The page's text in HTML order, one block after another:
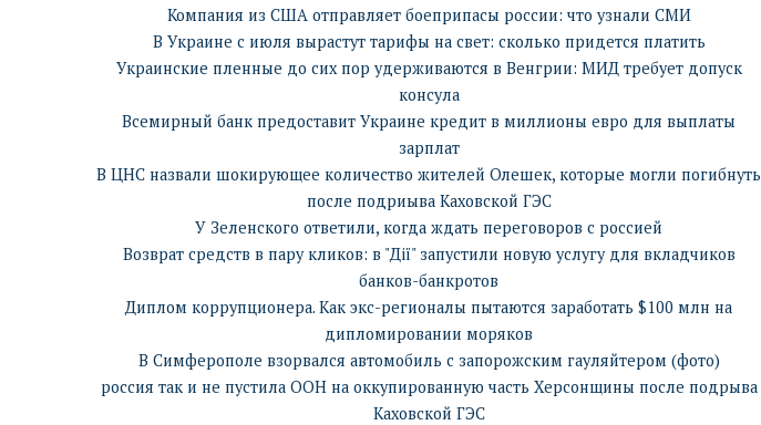
Компания из США отправляет боеприпасы россии: что узнали СМИ
В Украине с июля вырастут тарифы на свет: сколько придется платить
Украинские пленные до сих пор удерживаются в Венгрии: МИД требует допуск
консула
Всемирный банк предоставит Украине кредит в миллионы евро для выплаты
зарплат
В ЦНС назвали шокирующее количество жителей Олешек, которые могли погибнуть
после подриыва Каховской ГЭС
У Зеленского ответили, когда ждать переговоров с россией
Возврат средств в пару кликов: в "Дії" запустили новую услугу для вкладчиков
банков-банкротов
Диплом коррупционера. Как экс-регионалы пытаются заработать $100 млн на
дипломировании моряков
В Симферополе взорвался автомобиль с запорожским гауляйтером (фото)
россия так и не пустила ООН на оккупированную часть Херсонщины после подрыва
Каховской ГЭС